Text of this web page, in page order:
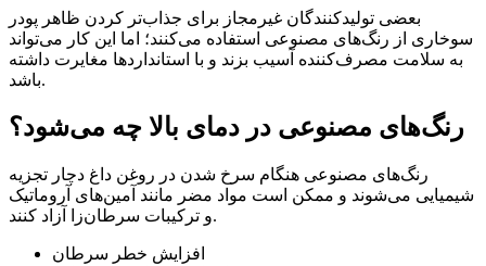
بعضی تولیدکنندگان غیرمجاز برای جذاب‌تر کردن ظاهر پودر
سوخاری از رنگ‌های مصنوعی استفاده می‌کنند؛ اما این کار می‌تواند
به سلامت مصرف‌کننده آسیب بزند و با استانداردها مغایرت داشته
باشد.
رنگ‌های مصنوعی در دمای بالا چه می‌شود؟
رنگ‌های مصنوعی هنگام سرخ شدن در روغن داغ دچار تجزیه
شیمیایی می‌شوند و ممکن است مواد مضر مانند آمین‌های آروماتیک
و ترکیبات سرطان‌زا آزاد کنند.
افزایش خطر سرطان